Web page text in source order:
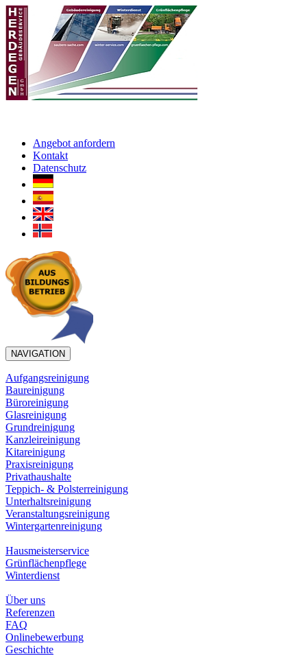
Angebot anfordern
Kontakt
Datenschutz
NAVIGATION
Aufgangsreinigung
Baureinigung
Büroreinigung
Glasreinigung
Grundreinigung
Kanzleireinigung
Kitareinigung
Praxisreinigung
Privathaushalte
Teppich- & Polsterreinigung
Unterhaltsreinigung
Veranstaltungsreinigung
Wintergartenreinigung
Hausmeisterservice
Grünflächenpflege
Winterdienst
Über uns
Referenzen
FAQ
Onlinebewerbung
Geschichte